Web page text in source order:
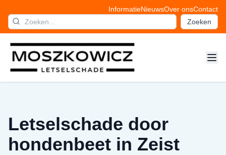
InformatieNieuwsOver onsContact
Zoeken
Letselschade door
hondenbeet in Zeist